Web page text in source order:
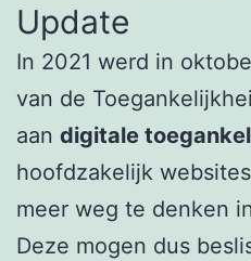
Update
In 2021 werd in
van de
aan digitale
hoofdzakelijk
meer weg te denken
Deze mogen dus